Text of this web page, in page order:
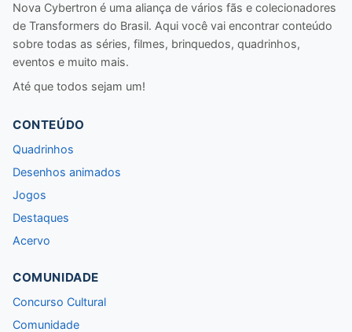
Nova Cybertron é uma aliança de vários fãs e colecionadores
de Transformers do Brasil. Aqui você vai encontrar conteúdo
sobre todas as séries, filmes, brinquedos, quadrinhos,
eventos e muito mais.
Até que todos sejam um!
CONTEÚDO
Quadrinhos
Desenhos animados
Jogos
Destaques
Acervo
COMUNIDADE
Concurso Cultural
Comunidade